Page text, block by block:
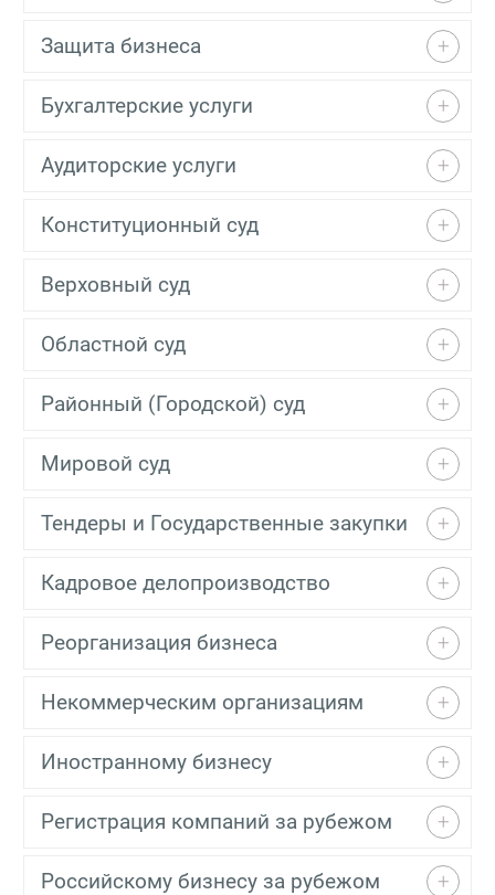
Защита бизнеса
Бухгалтерские услуги
Аудиторские услуги
Конституционный суд
Верховный суд
Областной суд
Районный (Городской) суд
Мировой суд
Тендеры и Государственные закупки
Кадровое делопроизводство
Реорганизация бизнеса
Некоммерческим организациям
Иностранному бизнесу
Регистрация компаний за рубежом
Российскому бизнесу за рубежом